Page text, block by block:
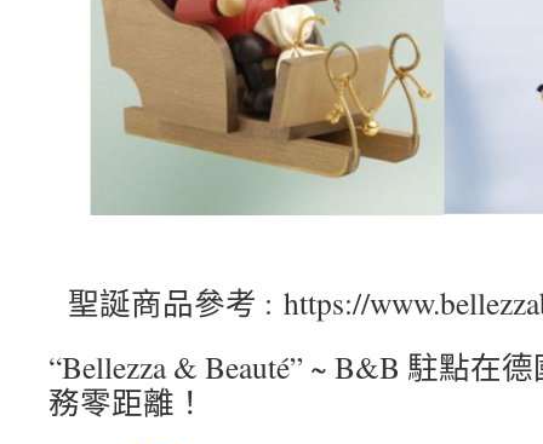
聖誕商品參考 : https://
“Bellezza & Beauté” ~ B&B 駐點在
務零距離！